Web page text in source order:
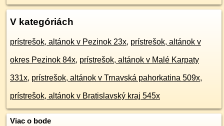
V kategóriách
prístrešok, altánok v Pezinok 23x, prístrešok, altánok v
okres Pezinok 84x, prístrešok, altánok v Malé Karpaty
331x, prístrešok, altánok v Trnavská pahorkatina 509x,
prístrešok, altánok v Bratislavský kraj 545x
Viac o bode